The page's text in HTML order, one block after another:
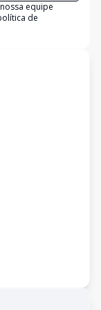
equipe
de